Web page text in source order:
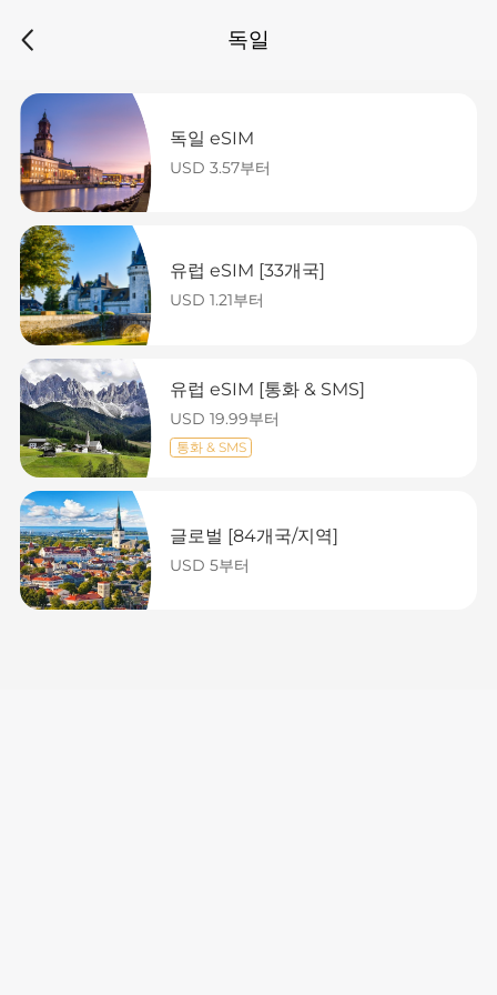
독일
독일 eSIM
USD 3.57부터
유럽 eSIM [33개국]
USD 1.21부터
유럽 eSIM [통화 & SMS]
USD 19.99부터
통화 & SMS
글로벌 [84개국/지역]
USD 5부터